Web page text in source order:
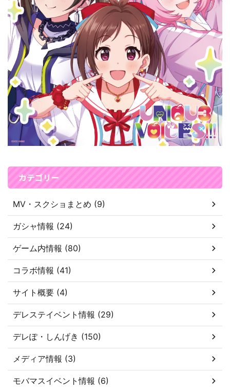
カテゴリー
MV・スクショまとめ (9)
ガシャ情報 (24)
ゲーム内情報 (80)
コラボ情報 (41)
サイト概要 (4)
デレステイベント情報 (29)
デレぽ・しんげき (150)
メディア情報 (3)
モバマスイベント情報 (6)